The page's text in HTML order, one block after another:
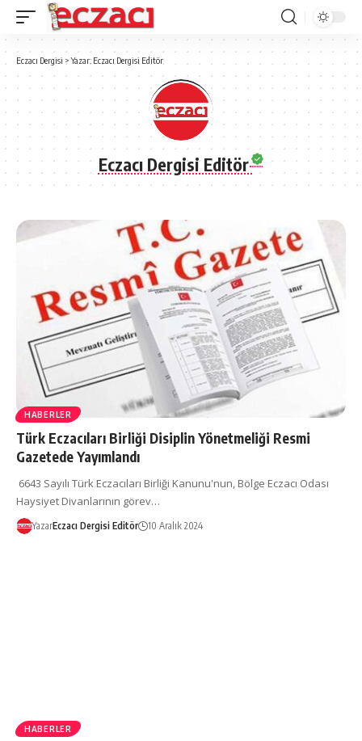
Eczacı Dergisi >Yazar: Eczacı Dergisi Editör
Eczacı Dergisi Editör
HABERLER
Türk Eczacıları Birliği Disiplin Yönetmeliği Resmi
Gazetede Yayımlandı
6643 Sayılı Türk Eczacıları Birliği Kanunu'nun, Bölge Eczacı Odası
Haysiyet Divanlarının görev…
YazarEczacı Dergisi Editör 10 Aralık 2024
HABERLER